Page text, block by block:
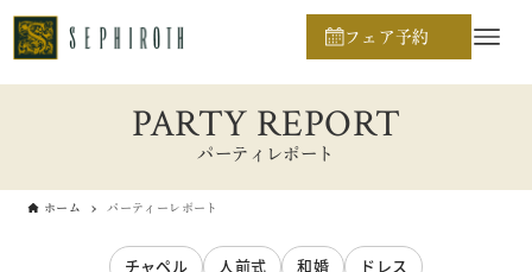
フェア予約
PARTY REPORT
パーティレポート
ホーム パーティーレポート
チャペル 人前式 和婚 ドレス